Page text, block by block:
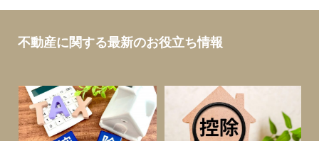
不動産に関する最新のお役立ち情報